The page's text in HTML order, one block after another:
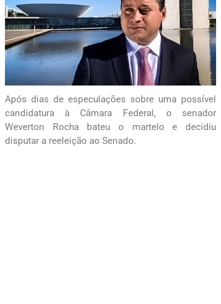
Após dias de especulações sobre uma possível
candidatura à Câmara Federal, o senador
Weverton Rocha bateu o martelo e decidiu
disputar a reeleição ao Senado.